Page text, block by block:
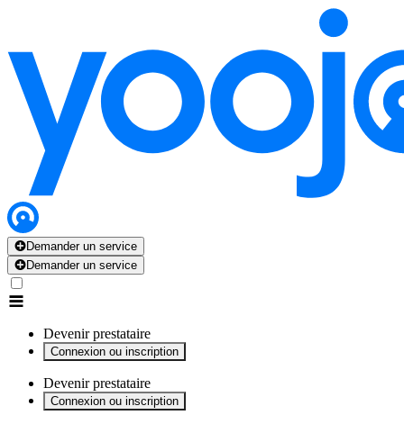
Demander un service
Demander un service
Devenir prestataire
Connexion ou inscription
Devenir prestataire
Connexion ou inscription